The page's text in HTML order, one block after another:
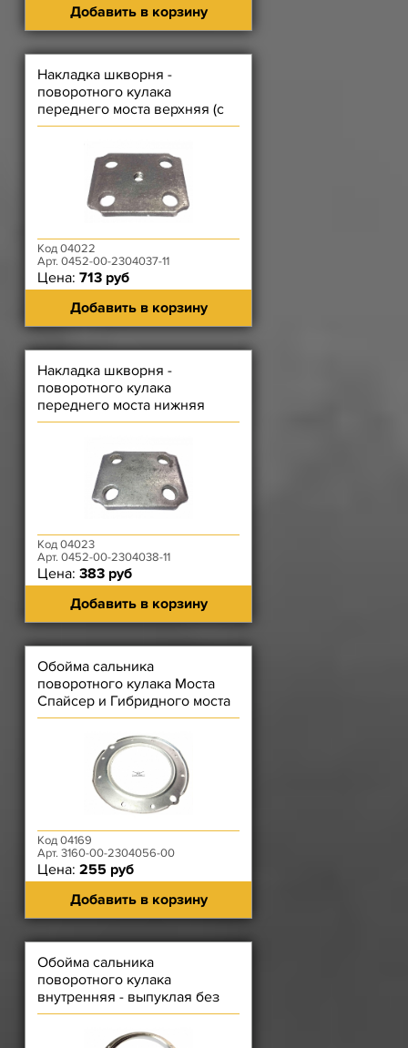
Добавить в корзину
Накладка шкворня -
поворотного кулака
переднего моста верхняя (с
отверстием под пресс-
Код 04022
Арт. 0452-00-2304037-11
Цена: 713 руб
Добавить в корзину
Накладка шкворня -
поворотного кулака
переднего моста нижняя
Код 04023
Арт. 0452-00-2304038-11
Цена: 383 руб
Добавить в корзину
Обойма сальника
поворотного кулака Моста
Спайсер и Гибридного моста
(манжеты)
Код 04169
Арт. 3160-00-2304056-00
Цена: 255 руб
Добавить в корзину
Обойма сальника
поворотного кулака
внутренняя - выпуклая без
отбортовки